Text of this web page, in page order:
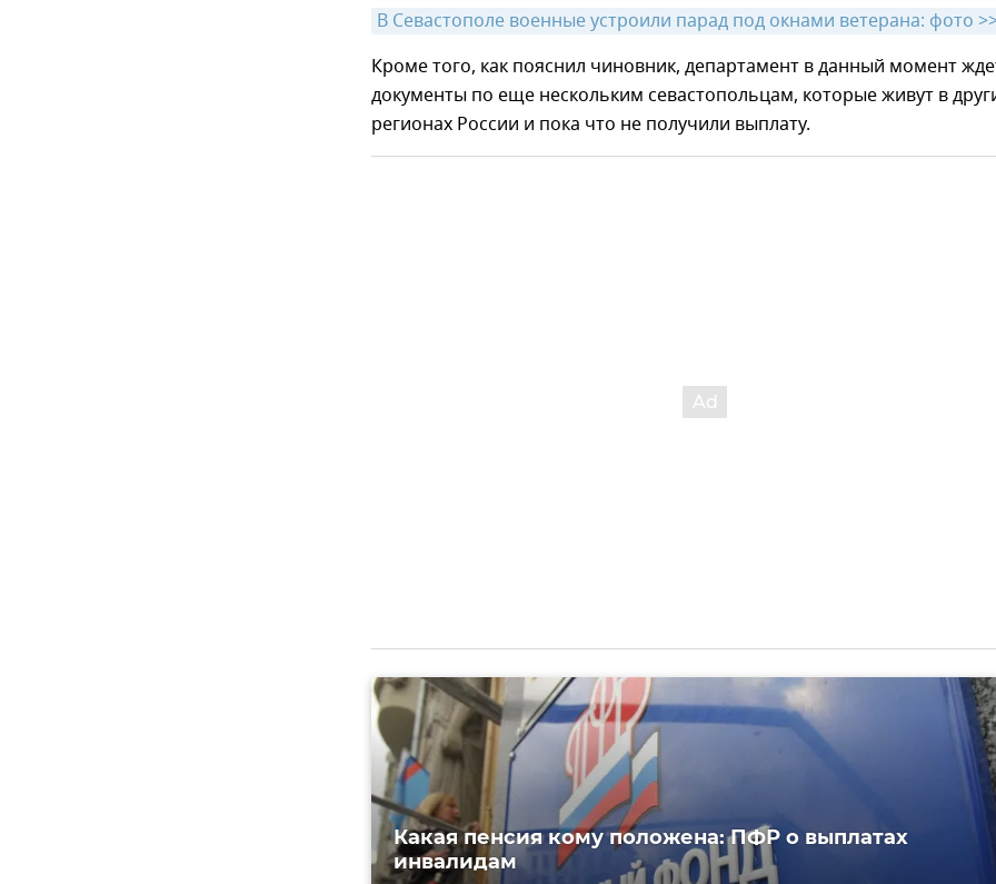
В Севастополе военные устроили парад под окнами ветерана: фото
Кроме того, как пояснил чиновник, департамент в данный момент
документы по еще нескольким севастопольцам, которые живут в
регионах России и пока что не получили выплату.
Какая пенсия кому положена: ПФР о выплатах
инвалидам